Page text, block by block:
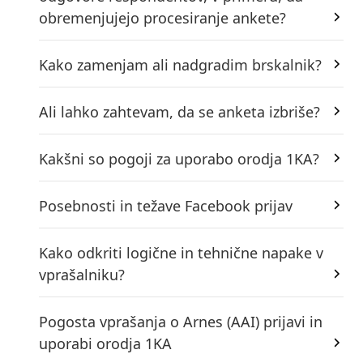
obremenjujejo procesiranje ankete?
Kako zamenjam ali nadgradim brskalnik?
Ali lahko zahtevam, da se anketa izbriše?
Kakšni so pogoji za uporabo orodja 1KA?
Posebnosti in težave Facebook prijav
Kako odkriti logične in tehnične napake v
vprašalniku?
Pogosta vprašanja o Arnes (AAI) prijavi in
uporabi orodja 1KA